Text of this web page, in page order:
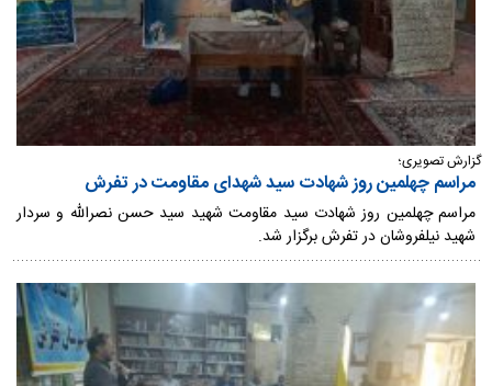
گزارش تصویری؛
مراسم چهلمین روز شهادت سید شهدای مقاومت در تفرش
مراسم چهلمین روز شهادت سید مقاومت شهید سید حسن نصرالله و سردار
شهید نیلفروشان در تفرش برگزار شد.